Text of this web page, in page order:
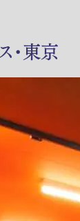
・東京